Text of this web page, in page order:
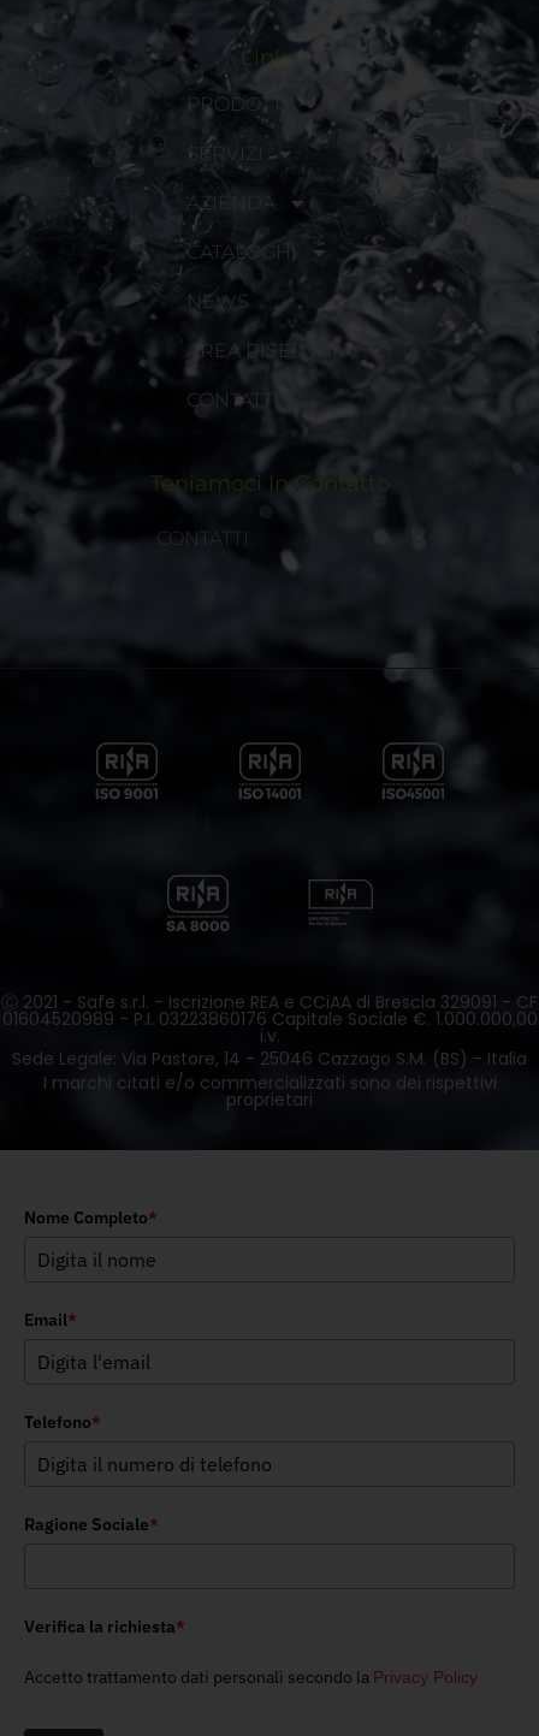
Links
PRODOTTI
SERVIZI
AZIENDA
CATALOGHI
NEWS
AREA RISERVATA
CONTATTI
Teniamoci In Contatto
CONTATTI
Ⓒ 2021 - Safe s.r.l. - Iscrizione REA e CCiAA di Brescia 329091 - CF
01604520989 - P.I. 03223860176 Capitale Sociale €. 1.000.000,00
i.v.
Sede Legale: Via Pastore, 14 - 25046 Cazzago S.M. (BS) - Italia
I marchi citati e/o commercializzati sono dei rispettivi
proprietari
Nome Completo*
Email*
Telefono*
Ragione Sociale*
Verifica la richiesta*
Accetto trattamento dati personali secondo la Privacy Policy